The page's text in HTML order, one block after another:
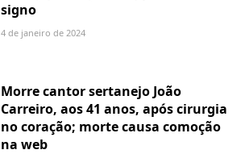
signo
4 de janeiro de 2024
Morre cantor sertanejo João
Carreiro, aos 41 anos, após cirurgia
no coração; morte causa comoção
na web